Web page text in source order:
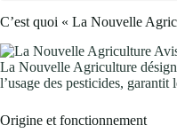
C’est quoi « La Nouvelle
La Nouvelle Agriculture
l’usage des pesticides, garantit
Origine et fonctionnement